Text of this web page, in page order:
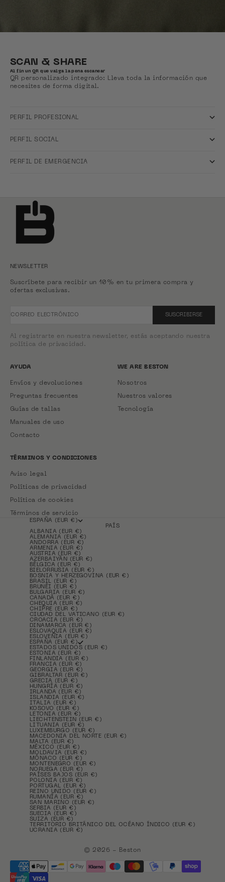
SCAN & SHARE
Al fin un QR que valga la pena escanear
QR personalizado integrado: Lleva toda la información que
necesites de forma digital.
PERFIL PROFESIONAL
PERFIL SOCIAL
PERFIL DE EMERGENCIA
NEWSLETTER
Suscríbete para recibir un 10% en tu primera compra y
ofertas exclusivas.
CORREO ELECTRÓNICO SUSCRIBIRSE
Al registrarte en nuestra newsletter, estás aceptando nuestra
política de privacidad.
AYUDA
Envíos y devoluciones
Preguntas frecuentes
Guías de tallas
Manuales de uso
Contacto
WE ARE BESTON
Nosotros
Nuestros valores
Tecnología
TÉRMINOS Y CONDICIONES
Aviso legal
Políticas de privacidad
Política de cookies
Términos de servicio
ESPAÑA (EUR €)
PAÍS
ALBANIA (EUR €)
ALEMANIA (EUR €)
ANDORRA (EUR €)
ARMENIA (EUR €)
AUSTRIA (EUR €)
AZERBAIYÁN (EUR €)
BÉLGICA (EUR €)
BIELORRUSIA (EUR €)
BOSNIA Y HERZEGOVINA (EUR €)
BRASIL (EUR €)
BRUNÉI (EUR €)
BULGARIA (EUR €)
CANADÁ (EUR €)
CHEQUIA (EUR €)
CHIPRE (EUR €)
CIUDAD DEL VATICANO (EUR €)
CROACIA (EUR €)
DINAMARCA (EUR €)
ESLOVAQUIA (EUR €)
ESLOVENIA (EUR €)
ESPAÑA (EUR €)
ESTADOS UNIDOS (EUR €)
ESTONIA (EUR €)
FINLANDIA (EUR €)
FRANCIA (EUR €)
GEORGIA (EUR €)
GIBRALTAR (EUR €)
GRECIA (EUR €)
HUNGRÍA (EUR €)
IRLANDA (EUR €)
ISLANDIA (EUR €)
ITALIA (EUR €)
KOSOVO (EUR €)
LETONIA (EUR €)
LIECHTENSTEIN (EUR €)
LITUANIA (EUR €)
LUXEMBURGO (EUR €)
MACEDONIA DEL NORTE (EUR €)
MALTA (EUR €)
MÉXICO (EUR €)
MOLDAVIA (EUR €)
MÓNACO (EUR €)
MONTENEGRO (EUR €)
NORUEGA (EUR €)
PAÍSES BAJOS (EUR €)
POLONIA (EUR €)
PORTUGAL (EUR €)
REINO UNIDO (EUR €)
RUMANÍA (EUR €)
SAN MARINO (EUR €)
SERBIA (EUR €)
SUECIA (EUR €)
SUIZA (EUR €)
TERRITORIO BRITÁNICO DEL OCÉANO ÍNDICO (EUR €)
UCRANIA (EUR €)
© 2026 - Beston